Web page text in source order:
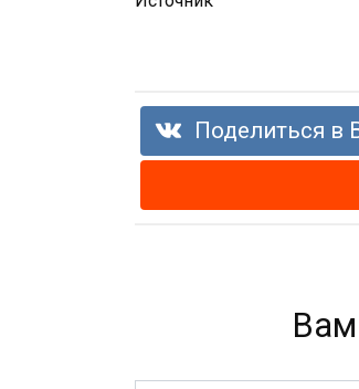
Поделиться в